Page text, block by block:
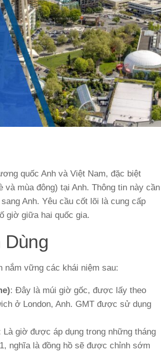
quốc Anh và Việt Nam, đặc biệt
mùa đông) tại Anh. Thông tin này cần
Anh. Yêu cầu cốt lõi là cung cấp
giờ giữa hai quốc gia.
Dùng
nắm vững các khái niệm sau:
: Đây là múi giờ gốc, được lấy theo
ở London, Anh. GMT được sử dụng
Là giờ được áp dụng trong những tháng
nghĩa là đồng hồ sẽ được chỉnh sớm